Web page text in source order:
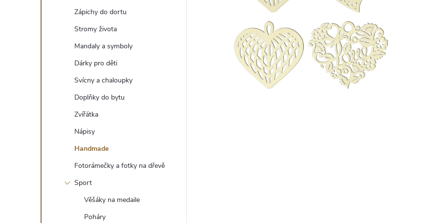
Zápichy do dortu
Stromy života
Mandaly a symboly
Dárky pro děti
Svícny a chaloupky
Doplňky do bytu
Zvířátka
Nápisy
Handmade
Fotorámečky a fotky na dřevě
Sport
Věšáky na medaile
Poháry